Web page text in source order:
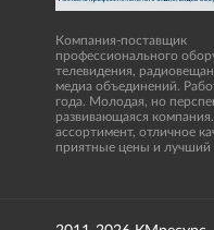
Компания-поставщик
профессионального
телевидения,
медиа объединений.
года. Молодая, но
развивающаяся
ассортимент, отличное
приятные цены и лучший